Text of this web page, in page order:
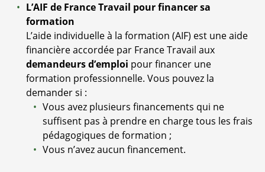
L’AIF de France Travail pour financer sa
formation
L’aide individuelle à la formation (AIF) est une aide
financière accordée par France Travail aux
demandeurs d’emploi pour financer une
formation professionnelle. Vous pouvez la
demander si :
Vous avez plusieurs financements qui ne
suffisent pas à prendre en charge tous les frais
pédagogiques de formation ;
Vous n’avez aucun financement.